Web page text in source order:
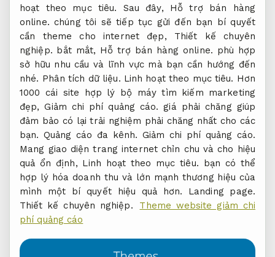
hoạt theo mục tiêu. Sau đây, Hỗ trợ bán hàng
online. chúng tôi sẽ tiếp tục gửi đến bạn bí quyết
cần theme cho internet đẹp, Thiết kế chuyên
nghiệp. bắt mắt, Hỗ trợ bán hàng online. phù hợp
sở hữu nhu cầu và lĩnh vực mà bạn cần hướng đến
nhé. Phân tích dữ liệu. Linh hoạt theo mục tiêu. Hơn
1000 cái site hợp lý bộ máy tìm kiếm marketing
đẹp,Giảm chi phí quảng cáo. giá phải chăng giúp
đảm bảo có lại trải nghiệm phải chăng nhất cho các
bạn. Quảng cáo đa kênh. Giảm chi phí quảng cáo.
Mang giao diện trang internet chỉn chu và cho hiệu
quả ổn định, Linh hoạt theo mục tiêu. bạn có thể
hợp lý hóa doanh thu và lớn mạnh thương hiệu của
mình một bí quyết hiệu quả hơn. Landing page.
Thiết kế chuyên nghiệp.
Theme website giảm chi
phí quảng cáo